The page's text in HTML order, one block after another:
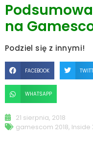
na
Podziel się z innymi!
FACEBOOK
WHATSAPP
21 sierpnia, 2018
gamescom 2018, Inside